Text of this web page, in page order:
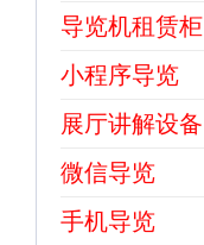
导览机租赁柜
小程序导览
展厅讲解设备
微信导览
手机导览